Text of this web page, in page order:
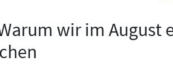
wir im August